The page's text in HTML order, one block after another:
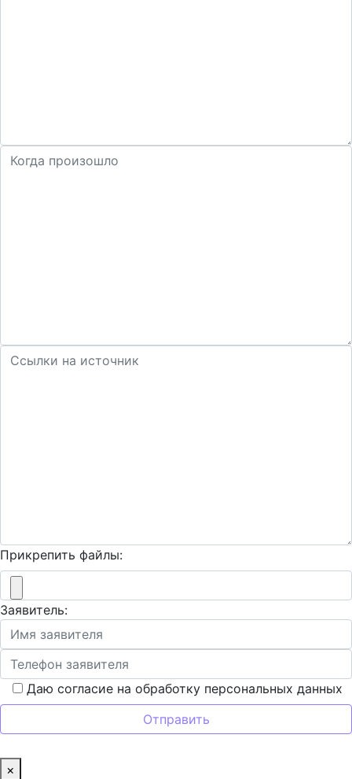
Прикрепить файлы:
Заявитель:
Даю согласие на обработку персональных данных
×